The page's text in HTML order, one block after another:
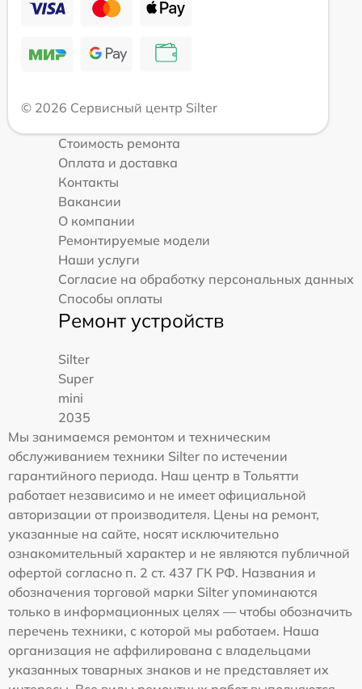
© 2026 Сервисный центр Silter
Стоимость ремонта
Оплата и доставка
Контакты
Вакансии
О компании
Ремонтируемые модели
Наши услуги
Согласие на обработку персональных данных
Способы оплаты
Ремонт устройств
Silter
Super
mini
2035
Мы занимаемся ремонтом и техническим
обслуживанием техники Silter по истечении
гарантийного периода. Наш центр в Тольятти
работает независимо и не имеет официальной
авторизации от производителя. Цены на ремонт,
указанные на сайте, носят исключительно
ознакомительный характер и не являются публичной
офертой согласно п. 2 ст. 437 ГК РФ. Названия и
обозначения торговой марки Silter упоминаются
только в информационных целях — чтобы обозначить
перечень техники, с которой мы работаем. Наша
организация не аффилирована с владельцами
указанных товарных знаков и не представляет их